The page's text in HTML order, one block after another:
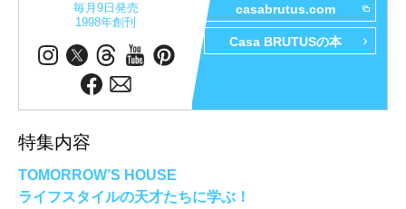
毎月9日発売
1998年創刊
casabrutus.com
Casa BRUTUSの本
特集内容
TOMORROW’S HOUSE
ライフスタイルの天才たちに学ぶ！